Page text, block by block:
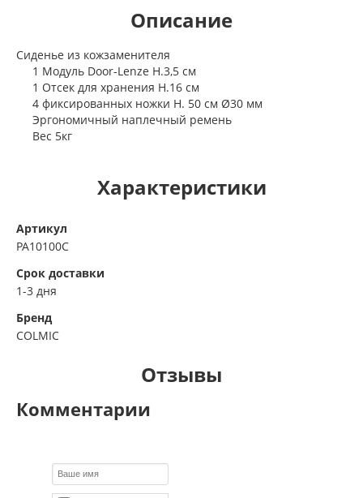
Описание
Сиденье из кожзаменителя
1 Модуль Door-Lenze H.3,5 см
1 Отсек для хранения H.16 см
4 фиксированных ножки H. 50 см Ø30 мм
Эргономичный наплечный ремень
Вес 5кг
Характеристики
Артикул
PA10100C
Срок доставки
1-3 дня
Бренд
COLMIC
Отзывы
Комментарии